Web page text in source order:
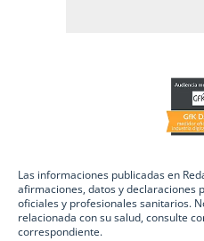
Las informaciones publicadas en
afirmaciones, datos y declaraciones
oficiales y profesionales sanitarios.
relacionada con su salud, consulte
correspondiente.